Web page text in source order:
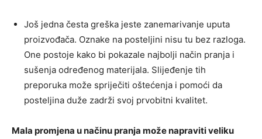
Još jedna česta greška jeste zanemarivanje uputa
proizvođača. Oznake na posteljini nisu tu bez razloga.
One postoje kako bi pokazale najbolji način pranja i
sušenja određenog materijala. Slijeđenje tih
preporuka može spriječiti oštećenja i pomoći da
posteljina duže zadrži svoj prvobitni kvalitet.
Mala promjena u načinu pranja može napraviti veliku